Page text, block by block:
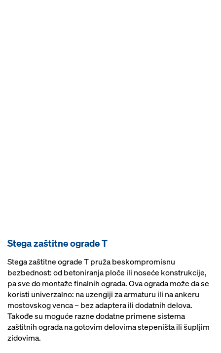
Stega zaštitne ograde T
Stega zaštitne ograde T pruža beskompromisnu
bezbednost: od betoniranja ploče ili noseće konstrukcije,
pa sve do montaže finalnih ograda. Ova ograda može da se
koristi univerzalno: na uzengiji za armaturu ili na ankeru
mostovskog venca – bez adaptera ili dodatnih delova.
Takođe su moguće razne dodatne primene sistema
zaštitnih ograda na gotovim delovima stepeništa ili šupljim
zidovima.